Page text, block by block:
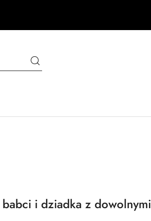
i dziadka z dowolnymi